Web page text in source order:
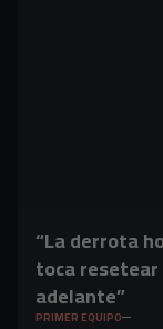
“La derrota
toca
adelante”
PRIMER EQUIPO